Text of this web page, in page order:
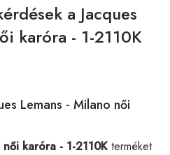
a Jacques
karóra - 1-2110K
Lemans - Milano női
női karóra - 1-2110Kterméket